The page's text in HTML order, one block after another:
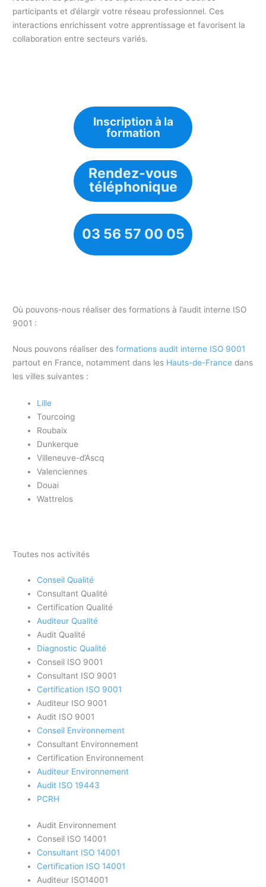
participants et d’élargir votre réseau professionnel. Ces
interactions enrichissent votre apprentissage et favorisent la
collaboration entre secteurs variés.
Inscription à la
formation
Rendez-vous
téléphonique
03 56 57 00 05
Où pouvons-nous réaliser des formations à l’audit interne ISO
9001 :
Nous pouvons réaliser desformations audit interne ISO 9001
partout en France, notamment dans les Hauts-de-France dans
les villes suivantes :
Lille
Tourcoing
Roubaix
Dunkerque
Villeneuve-d’Ascq
Valenciennes
Douai
Wattrelos
Toutes nos activités
Conseil Qualité
Consultant Qualité
Certification Qualité
Auditeur Qualité
Audit Qualité
Diagnostic Qualité
Conseil ISO 9001
Consultant ISO 9001
Certification ISO 9001
Auditeur ISO 9001
Audit ISO 9001
Conseil Environnement
Consultant Environnement
Certification Environnement
Auditeur Environnement
Audit ISO 19443
PCRH
Audit Environnement
Conseil ISO 14001
Consultant ISO 14001
Certification ISO 14001
Auditeur ISO14001